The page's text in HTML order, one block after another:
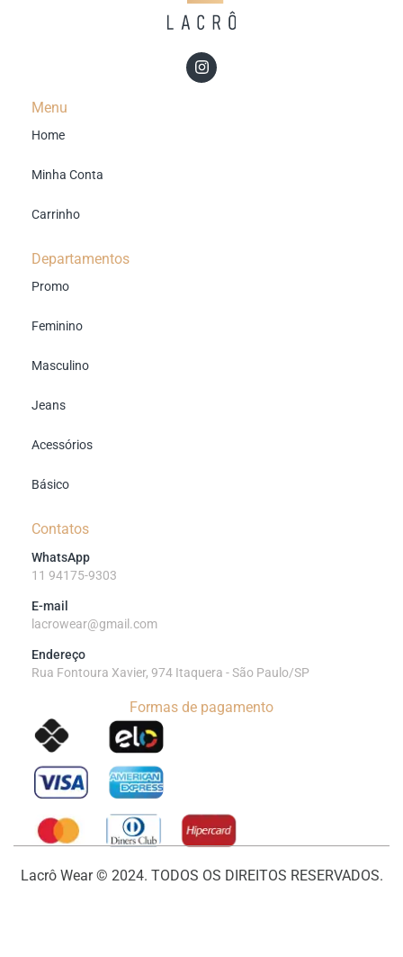
Menu
Home
Minha Conta
Carrinho
Departamentos
Promo
Feminino
Masculino
Jeans
Acessórios
Básico
Contatos
WhatsApp
11 94175-9303
E-mail
lacrowear@gmail.com
Endereço
Rua Fontoura Xavier, 974 Itaquera - São Paulo/SP
Formas de pagamento
Lacrô Wear © 2024. TODOS OS DIREITOS RESERVADOS.